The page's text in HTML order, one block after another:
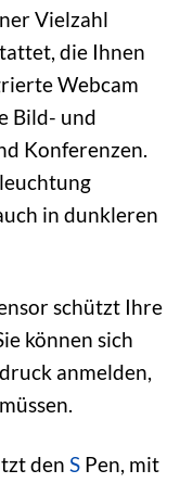
Vielzahl
die Ihnen
Webcam
Bild- und
Konferenzen.
in dunkleren
schützt Ihre
können sich
anmelden,
den S Pen, mit